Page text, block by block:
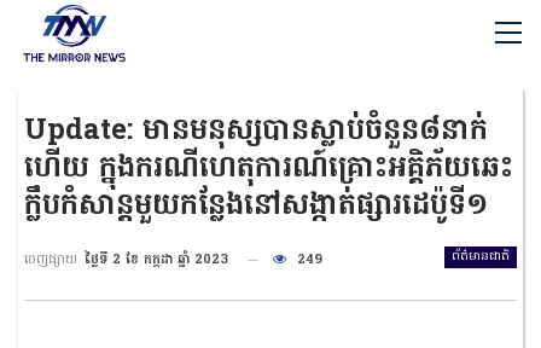
Update: មានមនុស្សបានស្លាប់ចំនួន៨នាក់
ហើយ ក្នុងករណីហេតុការណ៍គ្រោះអគ្គិភ័យឆេះ
ក្លឹបកំសាន្តមួយកន្លែងនៅសង្កាត់ផ្សារដេប៉ូទី១
ព័ត៌មានជាតិ
ចេញផ្សាយ ថ្ងៃទី 2 ខែ កក្កដា ឆ្នាំ 2023 249